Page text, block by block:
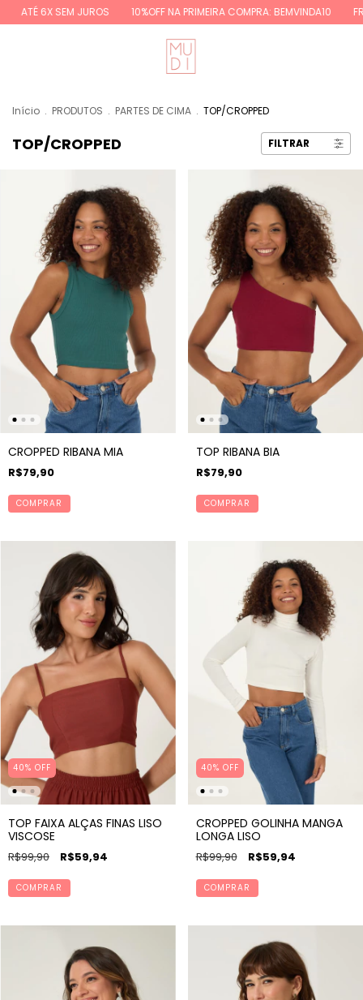
10%OFF NA PRIMEIRA COMPRA: BEMVINDA10 FRETE GRÁTIS
Início . PRODUTOS . PARTES DE CIMA . TOP/CROPPED
TOP/CROPPED FILTRAR
CROPPED RIBANA MIA
R$79,90
COMPRAR
TOP RIBANA BIA
R$79,90
COMPRAR
40% OFF
TOP FAIXA ALÇAS FINAS LISO
VISCOSE
R$99,90 R$59,94
COMPRAR
40% OFF
CROPPED GOLINHA MANGA
LONGA LISO
R$99,90 R$59,94
COMPRAR